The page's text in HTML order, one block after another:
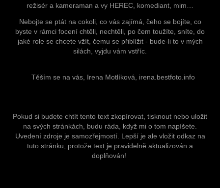
režisér a kameraman a vy HEREC, komediant, mim…
Nebojte se ptát na cokoli, co vás zajímá, čeho se bojíte, co
byste v rámci focení chtěli, nechtěli, po čem toužíte, sníte, do
jaké role se chcete vžít, čemu se přiblížit - bude-li to v mých
silách, vyjdu vám vstříc.
Těším se na vás, Irena Motlíková, irena.bestfoto.info
Pokud si budete chtít tento text zkopírovat, tisknout nebo uložit
na svých stránkách, budu ráda, když mi o tom napíšete.
Uvedení zdroje je samozřejmostí. Lepší je ale vložit odkaz na
tuto stránku, protože text je pravidelně aktualizován a
doplňován!